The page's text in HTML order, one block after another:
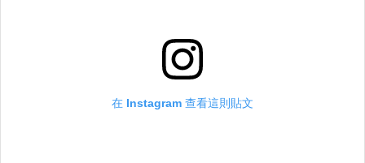
在 Instagram 查看這則貼文